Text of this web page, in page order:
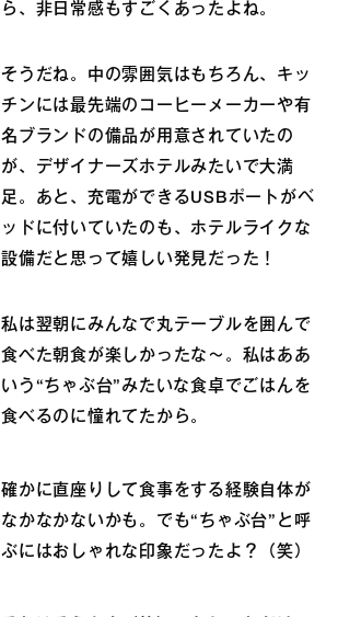
ら、非日常感もすごくあったよね。
そうだね。中の雰囲気はもちろん、キッ
チンには最先端のコーヒーメーカーや有
名ブランドの備品が用意されていたの
が、デザイナーズホテルみたいで大満
足。あと、充電ができるUSBポートがベ
ッドに付いていたのも、ホテルライクな
設備だと思って嬉しい発見だった！
私は翌朝にみんなで丸テーブルを囲んで
食べた朝食が楽しかったな〜。私はああ
いう“ちゃぶ台”みたいな食卓でごはんを
食べるのに憧れてたから。
確かに直座りして食事をする経験自体が
なかなかないかも。でも“ちゃぶ台”と呼
ぶにはおしゃれな印象だったよ？（笑）